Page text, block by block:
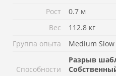
Рост
0.7 м
Вес
112.8 кг
Группа опыта
Medium Slow
Способности
Разрыв